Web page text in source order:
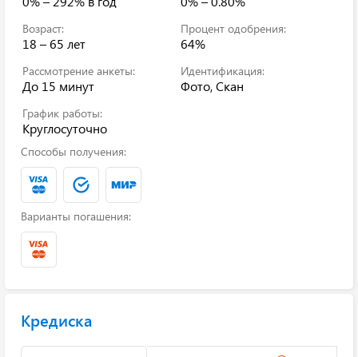
Возраст:
18 – 65 лет
Процент одобрения:
64%
Рассмотрение анкеты:
До 15 минут
Идентификация:
Фото, Скан
График работы:
Круглосуточно
Способы получения:
Варианты погашения:
Кредиска